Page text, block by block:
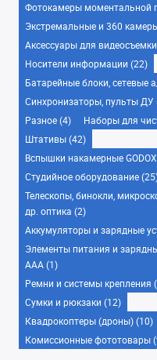
Фотокамеры моментальной
Экстремальные и 360
Аксессуары для
Носители информации (22)
Батарейные блоки, сетевые
Синхронизаторы, пульты ДУ
Разное (4)
Наборы для
Штативы (42)
Вспышки накамерные
Студийное оборудование
Телескопы, бинокли,
др. оптика (2)
Аккумуляторы и зарядные
Элементы питания и
AAA (1)
Ремни и системы крепления
Сумки и рюкзаки (12)
Квадрокоптеры (дроны) (10)
Комиссионные фототовары